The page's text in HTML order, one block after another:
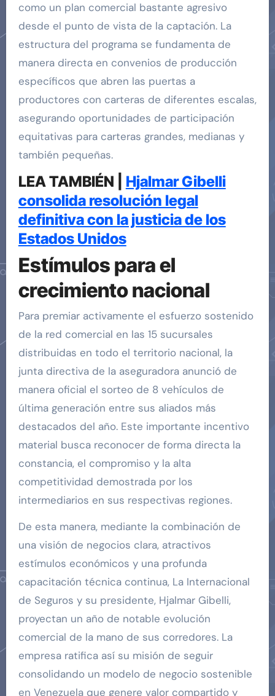
como un plan comercial bastante agresivo
desde el punto de vista de la captación. La
estructura del programa se fundamenta de
manera directa en convenios de producción
específicos que abren las puertas a
productores con carteras de diferentes escalas,
asegurando oportunidades de participación
equitativas para carteras grandes, medianas y
también pequeñas.
LEA TAMBIÉN | Hjalmar Gibelli
consolida resolución legal
definitiva con la justicia de los
Estados Unidos
Estímulos para el
crecimiento nacional
Para premiar activamente el esfuerzo sostenido
de la red comercial en las 15 sucursales
distribuidas en todo el territorio nacional, la
junta directiva de la aseguradora anunció de
manera oficial el sorteo de 8 vehículos de
última generación entre sus aliados más
destacados del año. Este importante incentivo
material busca reconocer de forma directa la
constancia, el compromiso y la alta
competitividad demostrada por los
intermediarios en sus respectivas regiones.
De esta manera, mediante la combinación de
una visión de negocios clara, atractivos
estímulos económicos y una profunda
capacitación técnica continua, La Internacional
de Seguros y su presidente, Hjalmar Gibelli,
proyectan un año de notable evolución
comercial de la mano de sus corredores. La
empresa ratifica así su misión de seguir
consolidando un modelo de negocio sostenible
en Venezuela que genere valor compartido y